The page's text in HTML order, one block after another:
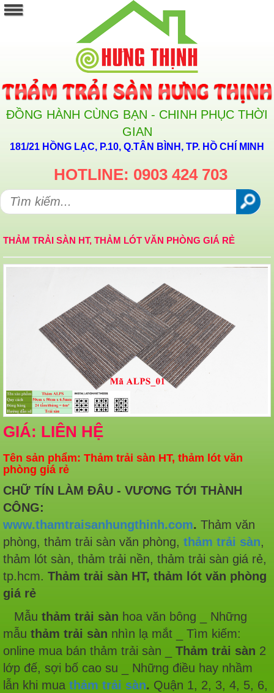
ĐỒNG HÀNH CÙNG BẠN - CHINH PHỤC THỜI
GIAN
181/21 HỒNG LẠC, P.10, Q.TÂN BÌNH, TP. HỒ CHÍ MINH
HOTLINE: 0903 424 703
THẢM TRẢI SÀN HT, THẢM LÓT VĂN PHÒNG GIÁ RẺ
GIÁ: LIÊN HỆ
Tên sản phẩm: Thảm trải sàn HT, thảm lót văn
phòng giá rẻ
CHỮ TÍN LÀM ĐÂU - VƯƠNG TỚI THÀNH
CÔNG:
www.thamtraisanhungthinh.com. Thảm văn
phòng, thảm trải sàn văn phòng, thảm trải sàn,
thảm lót sàn, thảm trải nền, thảm trải sàn giá rẻ,
tp.hcm. Thảm trải sàn HT, thảm lót văn phòng
giá rẻ
Mẫu thảm trải sàn hoa văn bông _ Những
mẫu thảm trải sàn nhìn lạ mắt _ Tìm kiếm:
online mua bán thảm trải sàn _ Thảm trải sàn 2
lớp đế, sợi bố cao su _ Những điều hay nhầm
lẫn khi mua thảm trải sàn. Quận 1, 2, 3, 4, 5, 6,